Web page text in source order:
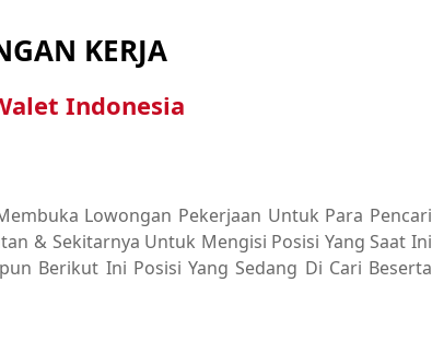
KERJA
Indonesia
Lowongan Pekerjaan Untuk Para Pencari
& Sekitarnya Untuk Mengisi Posisi Yang Saat Ini
Berikut Ini Posisi Yang Sedang Di Cari Beserta